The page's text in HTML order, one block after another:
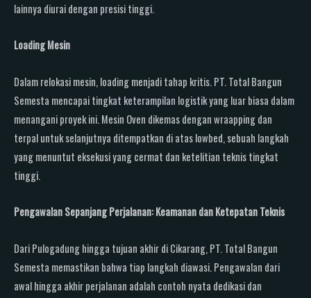
lainnya diurai dengan presisi tinggi.
Loading Mesin
Dalam relokasi mesin, loading menjadi tahap kritis. PT. Total Bangun
Semesta mencapai tingkat keterampilan logistik yang luar biasa dalam
menangani proyek ini. Mesin Oven dikemas dengan wraapping dan
terpal untuk selanjutnya ditempatkan di atas lowbed, sebuah langkah
yang menuntut eksekusi yang cermat dan ketelitian teknis tingkat
tinggi.
Pengawalan Sepanjang Perjalanan: Keamanan dan Ketepatan Teknis
Dari Pulogadung hingga tujuan akhir di Cikarang, PT. Total Bangun
Semesta memastikan bahwa tiap langkah diawasi. Pengawalan dari
awal hingga akhir perjalanan adalah contoh nyata dedikasi dan